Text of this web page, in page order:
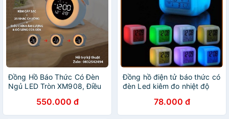
Đồng Hồ Báo Thức Có Đèn
Ngủ LED Tròn XM908, Điều
550.000 đ
Đồng hồ điện tử báo thức có
đèn Led kiêm đo nhiệt độ
78.000 đ